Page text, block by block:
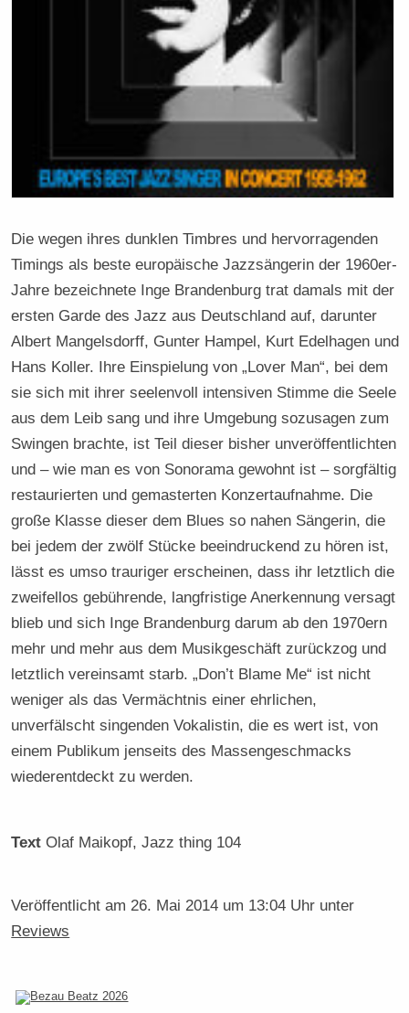
Die wegen ihres dunklen Timbres und hervorragenden
Timings als beste europäische Jazzsängerin der 1960er-
Jahre bezeichnete Inge Brandenburg trat damals mit der
ersten Garde des Jazz aus Deutschland auf, darunter
Albert Mangelsdorff, Gunter Hampel, Kurt Edelhagen und
Hans Koller. Ihre Einspielung von „Lover Man“, bei dem
sie sich mit ihrer seelenvoll intensiven Stimme die Seele
aus dem Leib sang und ihre Umgebung sozusagen zum
Swingen brachte, ist Teil dieser bisher unveröffentlichten
und – wie man es von Sonorama gewohnt ist – sorgfältig
restaurierten und gemasterten Konzertaufnahme. Die
große Klasse dieser dem Blues so nahen Sängerin, die
bei jedem der zwölf Stücke beeindruckend zu hören ist,
lässt es umso trauriger erscheinen, dass ihr letztlich die
zweifellos gebührende, langfristige Anerkennung versagt
blieb und sich Inge Brandenburg darum ab den 1970ern
mehr und mehr aus dem Musikgeschäft zurückzog und
letztlich vereinsamt starb. „Don’t Blame Me“ ist nicht
weniger als das Vermächtnis einer ehrlichen,
unverfälscht singenden Vokalistin, die es wert ist, von
einem Publikum jenseits des Massengeschmacks
wiederentdeckt zu werden.
Text Olaf Maikopf, Jazz thing 104
Veröffentlicht am 26. Mai 2014 um 13:04 Uhr unter
Reviews